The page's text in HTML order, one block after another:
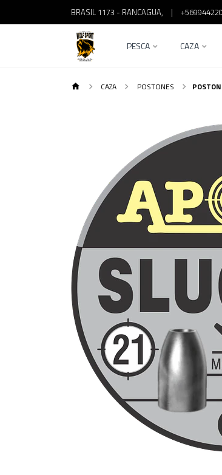
BRASIL 1173 - RANCAGUA, |
PESCA CAZA
CAZA POSTONES